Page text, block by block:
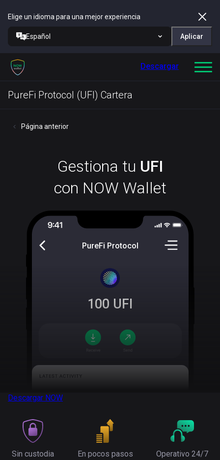
Elige un idioma para una mejor experiencia
Español Aplicar
Descargar
PureFi Protocol (UFI) Cartera
Página anterior
Gestiona tu UFI
con NOW Wallet
PureFi Protocol
100 UFI
Descargar NOW
Sin custodia En pocos pasos Operativo 24/7